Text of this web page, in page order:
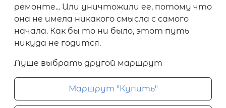
ремонте... Или уничтожили ее, потому что
она не имела никакого смысла с самого
начала. Как бы то ни было, этот путь
никуда не годится.
Луше выбрать другой маршрут
Маршрут "Купить"